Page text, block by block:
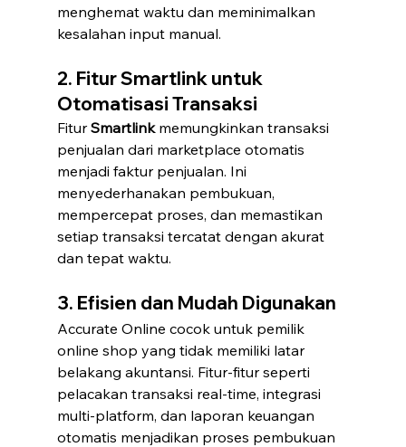
menghemat waktu dan meminimalkan
kesalahan input manual.
2. Fitur Smartlink untuk
Otomatisasi Transaksi
Fitur Smartlink memungkinkan transaksi
penjualan dari marketplace otomatis
menjadi faktur penjualan. Ini
menyederhanakan pembukuan,
mempercepat proses, dan memastikan
setiap transaksi tercatat dengan akurat
dan tepat waktu.
3. Efisien dan Mudah Digunakan
Accurate Online cocok untuk pemilik
online shop yang tidak memiliki latar
belakang akuntansi. Fitur-fitur seperti
pelacakan transaksi real-time, integrasi
multi-platform, dan laporan keuangan
otomatis menjadikan proses pembukuan